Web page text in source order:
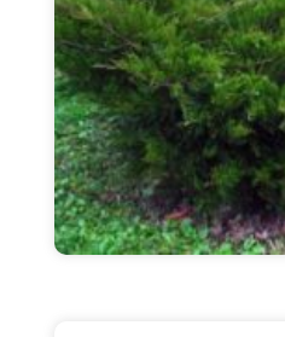
Batafsil